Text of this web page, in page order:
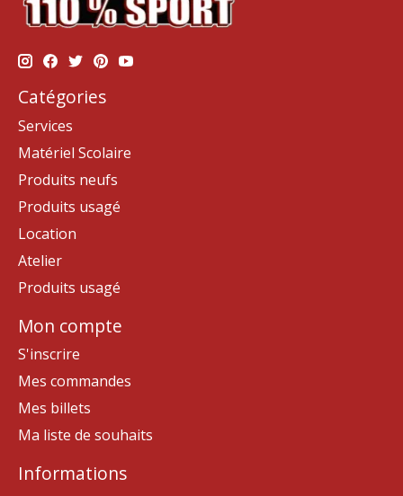
Catégories
Services
Matériel Scolaire
Produits neufs
Produits usagé
Location
Atelier
Produits usagé
Mon compte
S'inscrire
Mes commandes
Mes billets
Ma liste de souhaits
Informations